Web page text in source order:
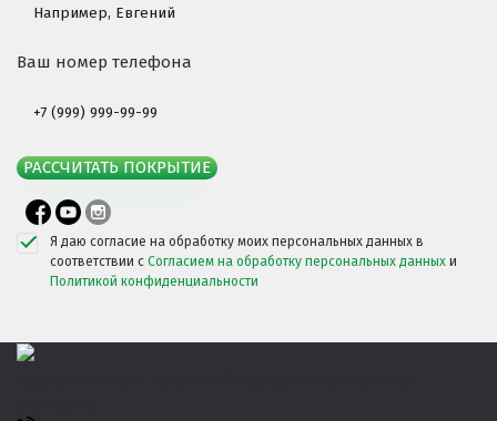
Ваш номер телефона
РАССЧИТАТЬ ПОКРЫТИЕ
Я даю согласие на обработку моих персональных данных в
соответствии с Согласием на обработку персональных данных и
Политикой конфиденциальности